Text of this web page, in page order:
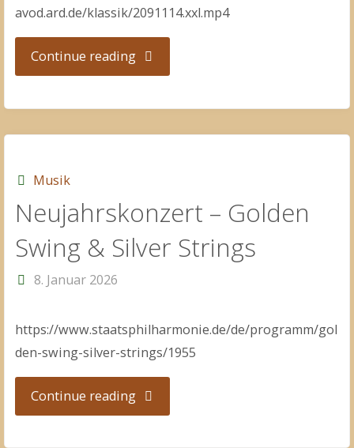
avod.ard.de/klassik/2091114.xxl.mp4
Continue reading"Rachel
»Tipping
Musik
Neujahrskonzert – Golden
Swing & Silver Strings
8. Januar 2026
https://www.staatsphilharmonie.de/de/programm/gol
den-swing-silver-strings/1955
Continue reading"Neujahrskonzert